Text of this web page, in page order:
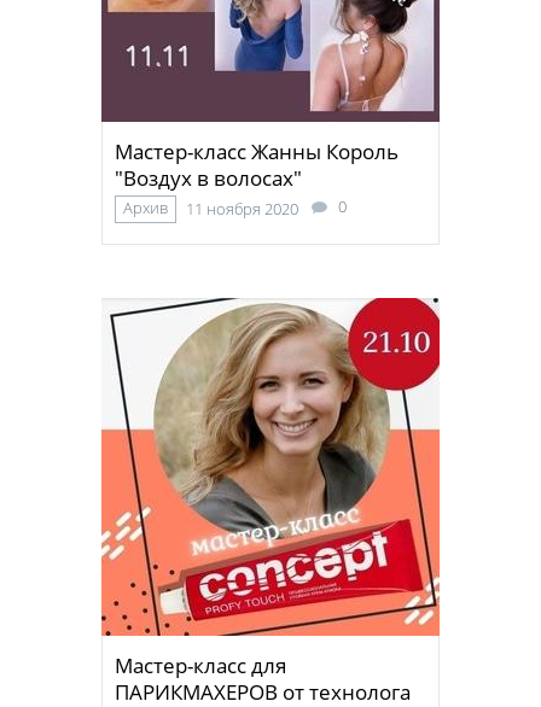
Мастер-класс Жанны Король
"Воздух в волосах"
Архив 11 ноября 2020 0
Мастер-класс для
ПАРИКМАХЕРОВ от технолога